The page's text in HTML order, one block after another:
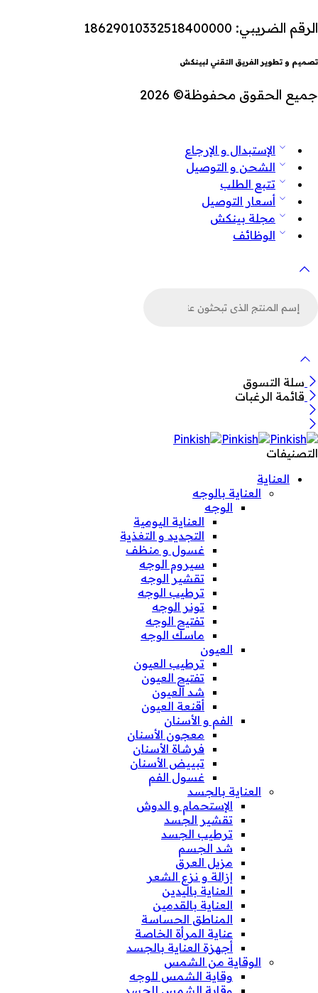
الرقم الضريبي: 18629010332518400000
تصميم و تطوير الفريق التقني لبينكش
جميع الحقوق محفوظة© 2026
الإستبدال و الإرجاع
الشحن و التوصيل
تتبع الطلب
أسعار التوصيل
مجلة بينكش
الوظائف
سلة التسوق
قائمة الرغبات
التصنيفات
العناية
العناية بالوجه
الوجه
العناية اليومية
التجديد و التغذية
غسول و منظف
سيروم الوجه
تقشير الوجه
ترطيب الوجه
تونر الوجه
تفتيح الوجه
ماسك الوجه
العيون
ترطيب العيون
تفتيح العيون
شد العيون
أقنعة العيون
الفم و الأسنان
معجون الأسنان
فرشاة الأسنان
تبييض الأسنان
غسول الفم
العناية بالجسد
الإستحمام و الدوش
تقشير الجسد
ترطيب الجسد
شد الجسم
مزيل العرق
إزالة و نزع الشعر
العناية باليدين
العناية بالقدمين
المناطق الحساسة
عناية المرأة الخاصة
أجهزة العناية بالجسد
الوقاية من الشمس
وقاية الشمس للوجه